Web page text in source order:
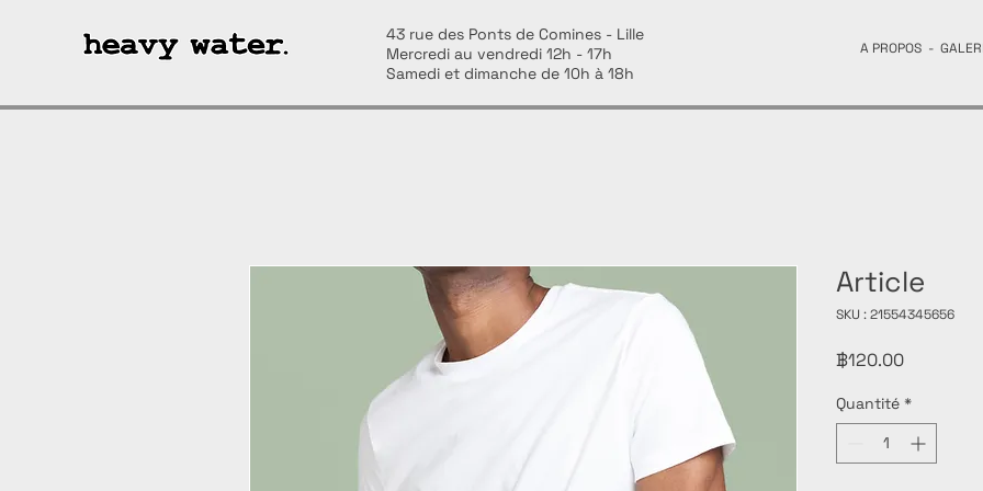
43 rue des Ponts de Comines - Lille
Mercredi au vendredi 12h - 17h
Samedi et dimanche de 10h à 18h
A PROPOS-
Article
SKU : 21554345656
฿120.00Prix
Quantité *